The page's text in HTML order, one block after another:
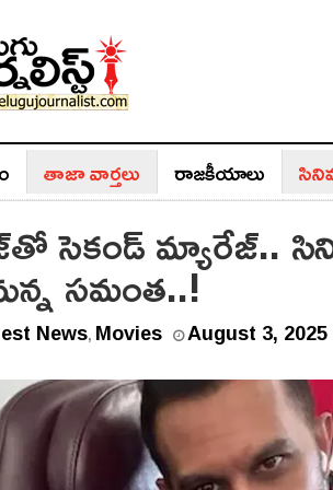
తాజా వార్తలు రాజ‌కీయాలు
సెకండ్ మ్యారేజ్..
సమంత..!
News, Movies August 3, 2025
t